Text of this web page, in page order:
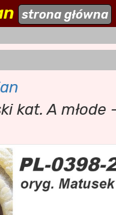
strona główna
kat. A